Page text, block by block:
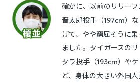
確かに、以前のリリー
晋太郎投手（197cm）
げて、やや窮屈そうに
ました。タイガースの
タラ投手（193cm）や
ど、身体の大きい外国